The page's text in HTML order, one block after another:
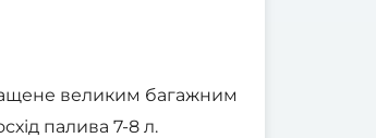
великим багажним
палива 7-8 л.